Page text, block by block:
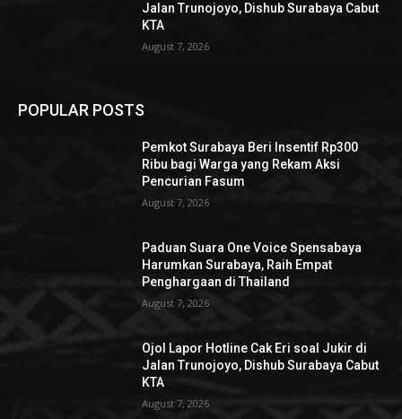
Jalan Trunojoyo, Dishub Surabaya Cabut
KTA
August 7, 2026
POPULAR POSTS
Pemkot Surabaya Beri Insentif Rp300
Ribu bagi Warga yang Rekam Aksi
Pencurian Fasum
August 7, 2026
Paduan Suara One Voice Spensabaya
Harumkan Surabaya, Raih Empat
Penghargaan di Thailand
August 7, 2026
Ojol Lapor Hotline Cak Eri soal Jukir di
Jalan Trunojoyo, Dishub Surabaya Cabut
KTA
August 7, 2026